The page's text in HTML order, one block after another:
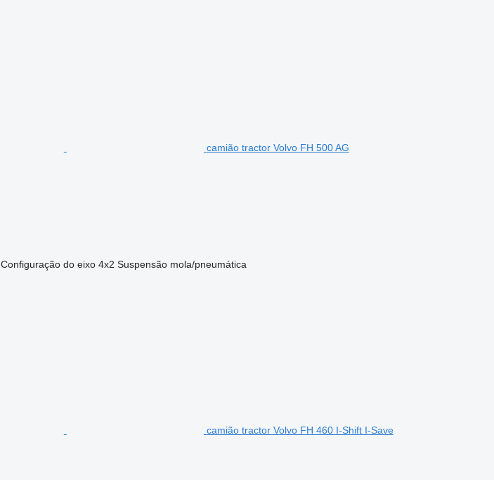
camião tractor Volvo FH 500 AG
Configuração do eixo 4x2 Suspensão mola/pneumática
camião tractor Volvo FH 460 I-Shift I-Save